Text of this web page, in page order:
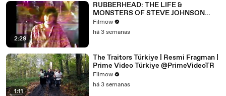
2:29
RUBBERHEAD: THE LIFE &
MONSTERS OF STEVE JOHNSON
(2026) 4K
Filmow
há 3 semanas
1:11
The Traitors Türkiye | Resmi Fragman |
Prime Video Türkiye @PrimeVideoTR
Filmow
há 3 semanas